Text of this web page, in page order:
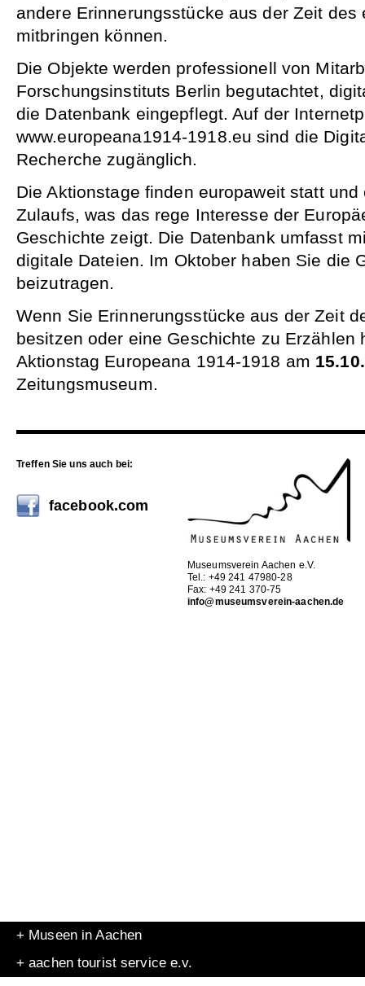
andere Erinnerungsstücke aus der Zeit des
mitbringen können.
Die Objekte werden professionell von
Forschungsinstituts Berlin begutachtet,
die Datenbank eingepflegt. Auf der
www.europeana1914-1918.eu sind die
Recherche zugänglich.
Die Aktionstage finden europaweit statt
Zulaufs, was das rege Interesse der
Geschichte zeigt. Die Datenbank umfasst
digitale Dateien. Im Oktober haben Sie die
beizutragen.
Wenn Sie Erinnerungsstücke aus der Zeit
besitzen oder eine Geschichte zu Erzählen
Aktionstag Europeana 1914-1918 am
Zeitungsmuseum.
Treffen Sie uns auch bei:
facebook.com
Museumsverein Aachen e.V.
Tel.: +49 241 47980-28
Fax: +49 241 370-75
info@museumsverein-aachen.de
+ Museen in Aachen
+ aachen tourist service e.v.